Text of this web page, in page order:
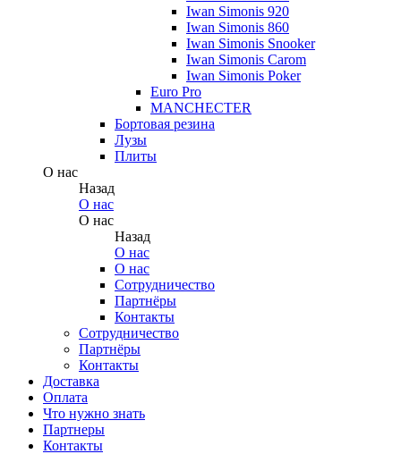
Iwan Simonis 920
Iwan Simonis 860
Iwan Simonis Snooker
Iwan Simonis Carom
Iwan Simonis Poker
Euro Pro
MANCHECTER
Бортовая резина
Лузы
Плиты
О нас
Назад
О нас
О нас
Назад
О нас
О нас
Сотрудничество
Партнёры
Контакты
Сотрудничество
Партнёры
Контакты
Доставка
Оплата
Что нужно знать
Партнеры
Контакты